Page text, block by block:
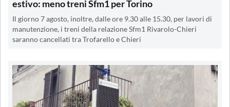
estivo: meno treni Sfm1 per Torino
Il giorno 7 agosto, inoltre, dalle ore 9.30 alle 15.30, per lavori di
manutenzione, i treni della relazione Sfm1 Rivarolo-Chieri
saranno cancellati tra Trofarello e Chieri